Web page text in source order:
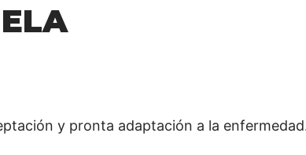
y pronta adaptación a la